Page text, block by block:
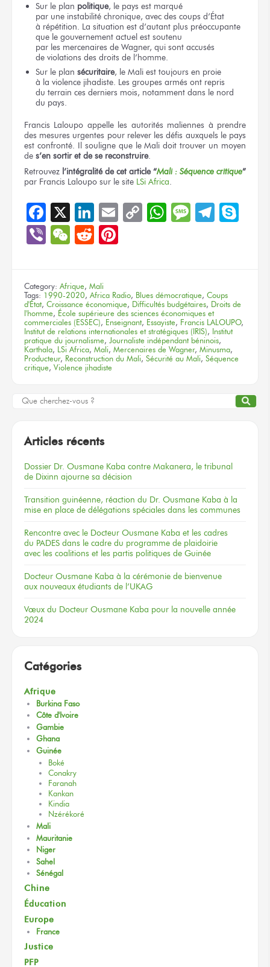
Sur le plan politique, le pays est marqué
par une instabilité chronique, avecdes coups d’État
à répétition. La situation est d’autant plus préoccupante
que le gouvernement actuelest soutenu
par les mercenaires de Wagner, qui sont accusés
de violations des droits de l’homme.
Sur le plan sécuritaire, le Maliest toujours en proie
à la violence jihadiste. Les groupes armésont repris
du terrain ces derniers mois, notammentdans le nord
du pays.
Francis Laloupo appelle les autorités maliennes à prendre
des mesures urgentes pour relever les défis auxquels le pays
est confronté. Il souligne que le Mali doit trouver un moyen
de s’en sortir et de se reconstruire.
Retrouvez l’intégralitéde cet article “Mali : Séquence critique”
par Francis Laloupo sur le site LSi Africa.
Facebook
X LinkedIn
EmailCopyWhatsApp
Message
ViberWeChat
Reddit
Category: Afrique, Mali
Tags: 1990-2020, Africa Radio, Blues démocratique, Coups
d'État, Croissance économique, Difficultés budgétaires, Droits de
l'homme, École supérieure des sciences économiques et
commerciales (ESSEC), Enseignant, Essayiste, Francis LALOUPO,
Institut de relations internationales et stratégiques (IRIS), Institut
pratique du journalisme, Journaliste indépendant béninois,
Karthala, LSi Africa, Mali, Mercenaires de Wagner, Minusma,
Producteur, Reconstruction du Mali, Sécurité au Mali, Séquence
critique, Violence jihadiste
Articles récents
Dossier Dr. Ousmane Kaba contre Makanera, le tribunal
de Dixinn ajourne sa décision
Transition guinéenne, réaction du Dr. Ousmane Kaba à la
mise en place de délégations spéciales dans les communes
Rencontre avec le Docteur Ousmane Kaba et les cadres
du PADES dans le cadre du programme de plaidoirie
avec les coalitions et les partis politiques de Guinée
Docteur Ousmane Kaba à la cérémonie de bienvenue
aux nouveaux étudiants de l’UKAG
Vœux du Docteur Ousmane Kaba pour la nouvelle année
2024
Catégories
Afrique
Burkina Faso
Côte d'Ivoire
Gambie
Ghana
Guinée
Boké
Conakry
Faranah
Kankan
Kindia
Nzérékoré
Mali
Mauritanie
Niger
Sahel
Sénégal
Chine
Éducation
Europe
France
Justice
PFP